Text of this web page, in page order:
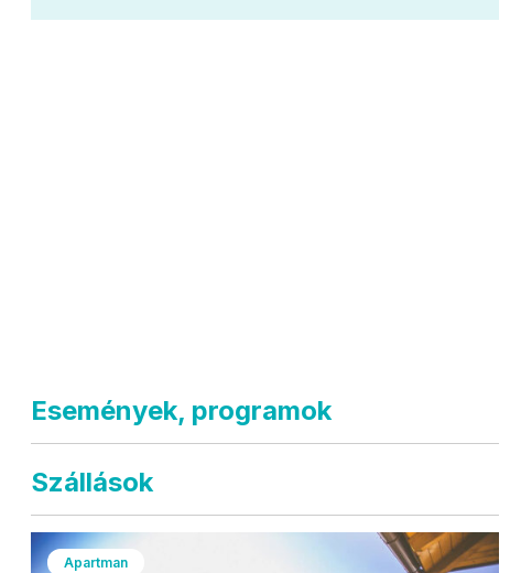
Események, programok
Szállások
Apartman